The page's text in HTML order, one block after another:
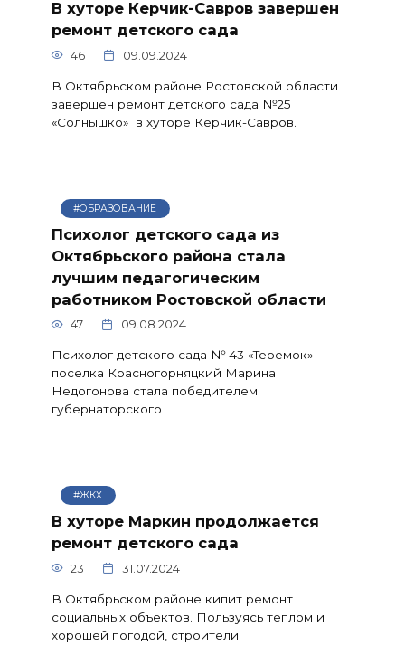
В хуторе Керчик-Савров завершен
ремонт детского сада
46 09.09.2024
В Октябрьском районе Ростовской области
завершен ремонт детского сада №25
«Солнышко» в хуторе Керчик-Савров.
#ОБРАЗОВАНИЕ
Психолог детского сада из
Октябрьского района стала
лучшим педагогическим
работником Ростовской области
47 09.08.2024
Психолог детского сада № 43 «Теремок»
поселка Красногорняцкий Марина
Недогонова стала победителем
губернаторского
#ЖКХ
В хуторе Маркин продолжается
ремонт детского сада
23 31.07.2024
В Октябрьском районе кипит ремонт
социальных объектов. Пользуясь теплом и
хорошей погодой, строители